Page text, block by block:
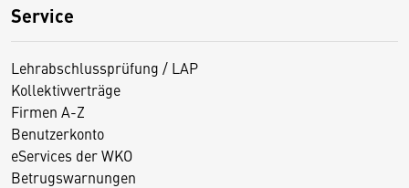
Service
Lehrabschlussprüfung / LAP
Kollektivverträge
Firmen A-Z
Benutzerkonto
eServices der WKO
Betrugswarnungen